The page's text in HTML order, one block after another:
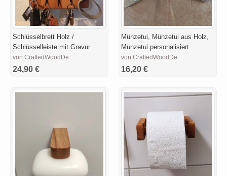
Schlüsselbrett Holz /
Schlüsselleiste mit Gravur
von CraftedWoodDe
24,90 €
Münzetui, Münzetui aus Holz,
Münzetui personalisiert
von CraftedWoodDe
16,20 €